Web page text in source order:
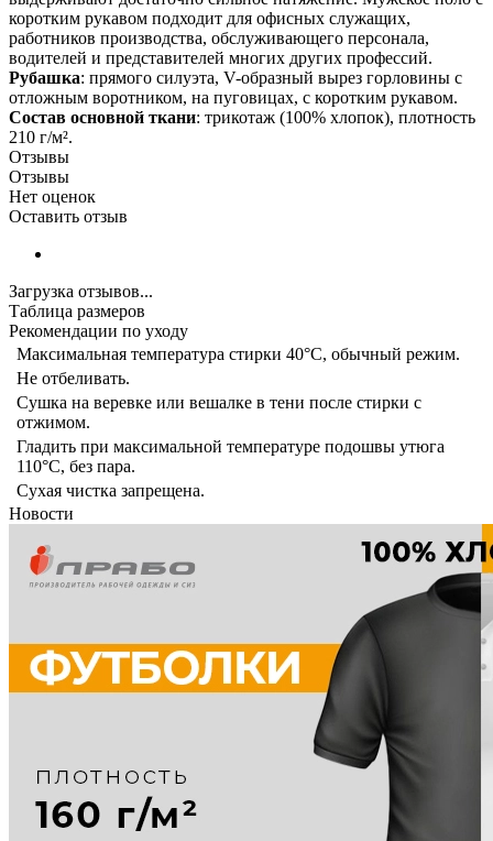
коротким рукавом подходит для офисных служащих,
работников производства, обслуживающего персонала,
водителей и представителей многих других профессий.
Рубашка: прямого силуэта, V-образный вырез горловины с
отложным воротником, на пуговицах, с коротким рукавом.
Состав основной ткани: трикотаж (100% хлопок), плотность
210 г/м².
Отзывы
Отзывы
Нет оценок
Оставить отзыв
Загрузка отзывов...
Таблица размеров
Рекомендации по уходу
Максимальная температура стирки 40°C, обычный режим.
Не отбеливать.
Сушка на веревке или вешалке в тени после стирки с
отжимом.
Гладить при максимальной температуре подошвы утюга
110°C, без пара.
Сухая чистка запрещена.
Новости